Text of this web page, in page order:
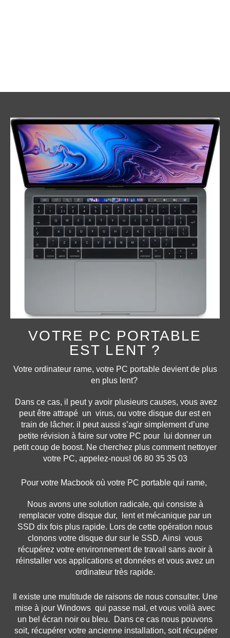
VOTRE PC PORTABLE
EST LENT ?
Votre ordinateur rame, votre PC portable devient de plus
en plus lent?
Dans ce cas, il peut y avoir plusieurs causes, vous avez
peut être attrapé un virus, ou votre disque dur est en
train de lâcher. il peut aussi s’agir simplement d’une
petite révision à faire sur votre PC pour lui donner un
petit coup de boost. Ne cherchez plus comment nettoyer
votre PC, appelez-nous! 06 80 35 35 03
Pour votre Macbook où votre PC portable qui rame,
Nous avons une solution radicale, qui consiste à
remplacer votre disque dur, lent et mécanique par un
SSD dix fois plus rapide. Lors de cette opération nous
clonons votre disque dur sur le SSD. Ainsi vous
récupérez votre environnement de travail sans avoir à
réinstaller vos applications et données et vous avez un
ordinateur très rapide.
Il existe une multitude de raisons de nous consulter. Une
mise à jour Windows qui passe mal, et vous voilà avec
un bel écran noir ou bleu. Dans ce cas nous pouvons
soit, récupérer votre ancienne installation, soit récupérer